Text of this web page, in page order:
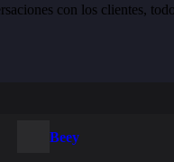
con los clientes,
Beey